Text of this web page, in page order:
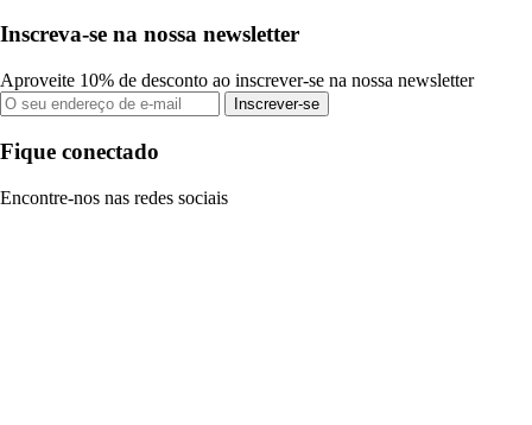
Inscreva-se na nossa newsletter
Aproveite 10% de desconto ao inscrever-se na nossa newsletter
Inscrever-se
Fique conectado
Encontre-nos nas redes sociais